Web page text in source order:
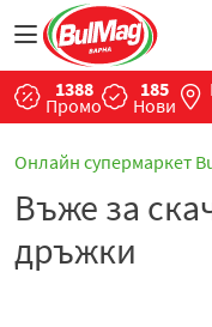
1388
Промо
185
Нови
Онлайн супермаркет
Въже за
дръжки